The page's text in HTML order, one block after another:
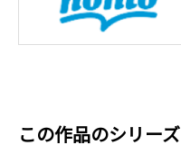
この作品のシリーズ